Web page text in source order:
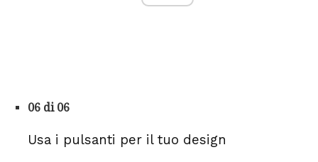
06 di 06
Usa i pulsanti per il tuo design